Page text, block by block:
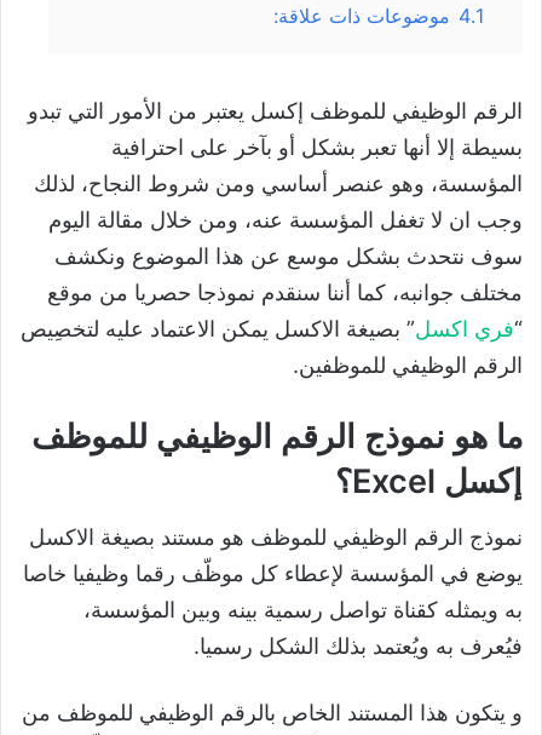
4.1 موضوعات ذات علاقة:
الرقم الوظيفي للموظف إكسل يعتبر من الأمور التي تبدو
بسيطة إلا أنها تعبر بشكل أو بآخر على احترافية
المؤسسة، وهو عنصر أساسي ومن شروط النجاح، لذلك
وجب ان لا تغفل المؤسسة عنه، ومن خلال مقالة اليوم
سوف نتحدث بشكل موسع عن هذا الموضوع ونكشف
مختلف جوانبه، كما أننا سنقدم نموذجا حصريا من موقع
“فري اكسل” بصيغة الاكسل يمكن الاعتماد عليه لتخصِيص
الرقم الوظيفي للموظفين.
ما هو نموذج الرقم الوظيفي للموظف
إكسل Excel؟
نموذج الرقم الوظيفي للموظف هو مستند بصيغة الاكسل
يوضع في المؤسسة لإعطاء كل موظّف رقما وظيفيا خاصا
به ويمثله كقناة تواصل رسمية بينه وبين المؤسسة،
فيُعرف به ويُعتمد بذلك الشكل رسميا.
و يتكون هذا المستند الخاص بالرقم الوظيفي للموظف من